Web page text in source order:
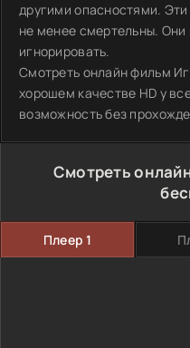
другими опасностями.
не менее смертельны. Они
игнорировать.
Смотреть онлайн фильм
хорошем качестве HD у
возможность без
Смотреть
Плеер 1